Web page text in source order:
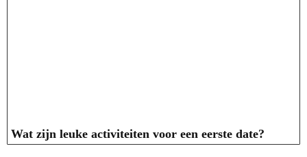
Wat zijn leuke activiteiten voor een eerste date?